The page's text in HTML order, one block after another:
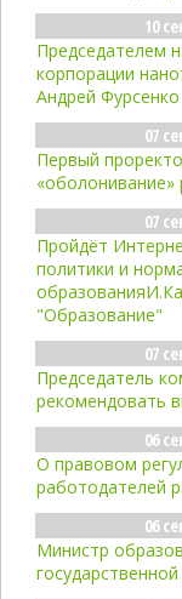
10
Председателем
корпорации
Андрей Фурсенко
07
Первый
«оболонивание»
07
Пройдёт
политики и
"Образование"
07
Председатель
рекомендовать
06
О правовом
работодателей
06
Министр